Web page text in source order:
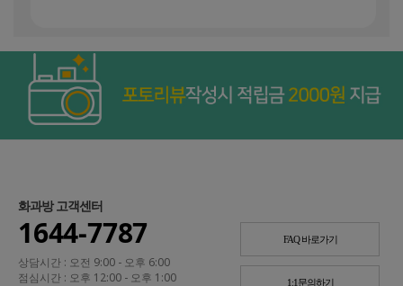
화과방 고객센터
1644-7787
상담시간 : 오전 9:00 - 오후 6:00
점심시간 : 오후 12:00 - 오후 1:00
FAQ 바로가기
1:1문의하기